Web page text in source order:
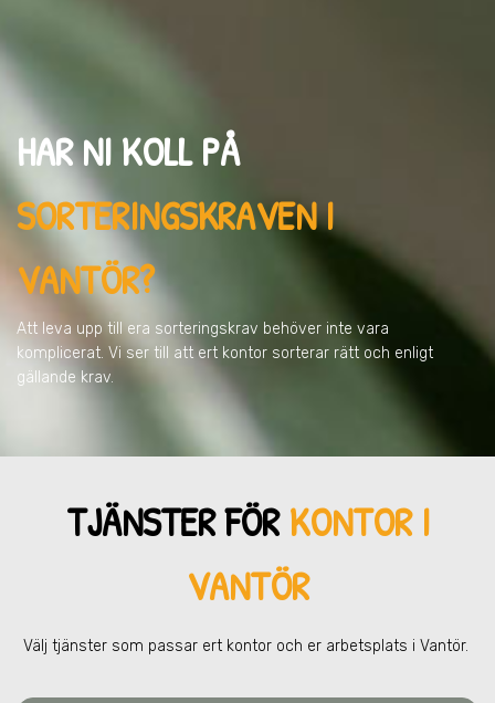
HAR NI KOLL PÅ
SORTERINGSKRAVENI
VANTÖR?
Att leva upp till era sorteringskrav behöver inte vara
komplicerat. Vi ser till att ert kontor sorterar rätt och enligt
gällande krav.
TJÄNSTER FÖRKONTOR I
VANTÖR
Välj tjänster som passar ert kontor och er arbetsplats i Vantör.